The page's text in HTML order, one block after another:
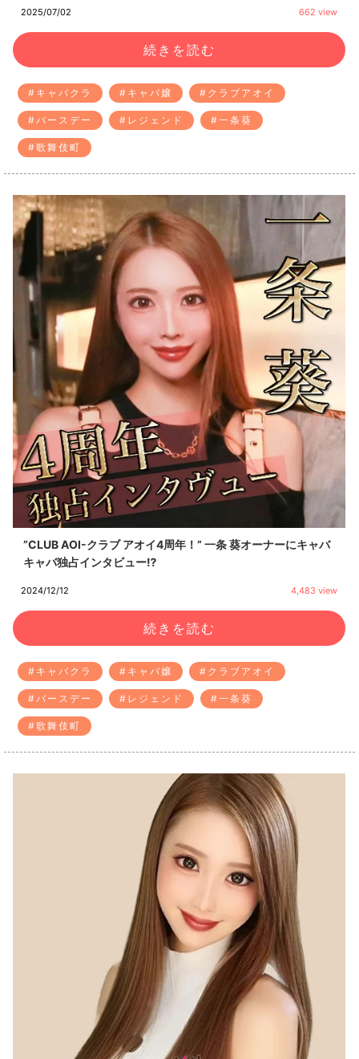
2025/07/02 662 view
#キャバクラ #キャバ嬢 #クラブアオイ
#バースデー #レジェンド #一条葵
#歌舞伎町
続きを読む
2024/12/12 4,483 view
”CLUB AOI-クラブ アオイ4周年！” 一条 葵オーナーにキャバ
キャバ独占インタビュー⁉
#キャバクラ #キャバ嬢 #クラブアオイ
#バースデー #レジェンド #一条葵
#歌舞伎町
続きを読む